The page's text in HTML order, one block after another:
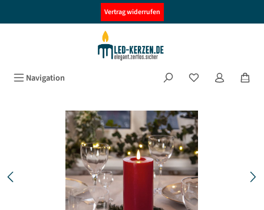
Vertrag widerrufen
Navigation
Bildergalerie überspringen